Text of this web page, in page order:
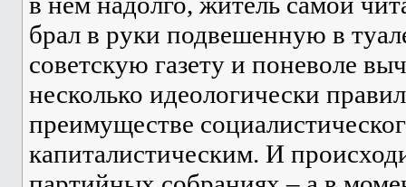
брал в руки подвешенную в
советскую газету и поневоле
несколько идеологически
преимуществе
капиталистическим. И